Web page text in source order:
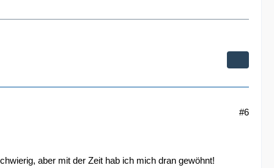
#6
aber mit der Zeit hab ich mich dran gewöhnt!